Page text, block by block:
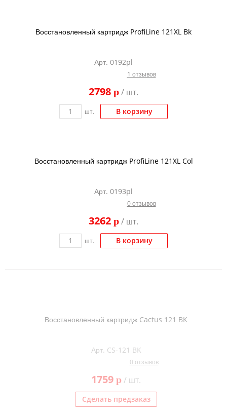
Восстановленный картридж ProfiLine 121XL Bk
Арт. 0192pl
1 отзывов
2798 p/ шт.
шт. В корзину
Восстановленный картридж ProfiLine 121XL Col
Арт. 0193pl
0 отзывов
3262 p/ шт.
шт. В корзину
Восстановленный картридж Cactus 121 BK
Арт. CS-121 BK
0 отзывов
1759 p/ шт.
Сделать предзаказ